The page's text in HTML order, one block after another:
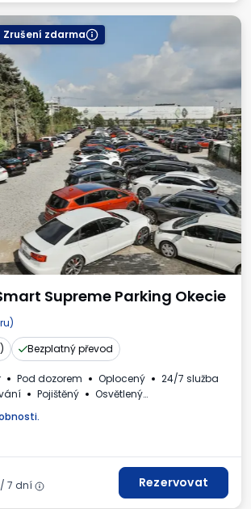
Zrušení zdarma
Supreme Parking Okecie
Bezplatný převod
Pod dozorem Oplocený
24/7 služba
Pojištěný
Osvětlený
/ 7 dní Rezervovat